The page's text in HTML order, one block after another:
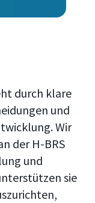
durch klare
und
Wir
der H-BRS
und
sie